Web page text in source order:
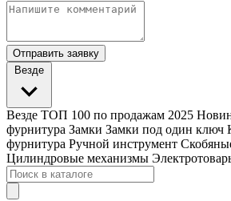
Отправить заявку
Везде
Везде ТОП 100 по продажам 2025
фурнитура Замки Замки под один ключ
фурнитура Ручной инструмент
Цилиндровые механизмы